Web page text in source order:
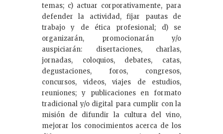
temas; c) actuar corporativamente, para
defender la actividad, fijar pautas de
trabajo y de ética profesional; d) se
organizarán, promocionarán y/o
auspiciarán: disertaciones, charlas,
jornadas, coloquios, debates, catas,
degustaciones, foros, congresos,
concursos, videos, viajes de estudios,
reuniones; y publicaciones en formato
tradicional y/o digital para cumplir con la
misión de difundir la cultura del vino,
mejorar los conocimientos acerca de los